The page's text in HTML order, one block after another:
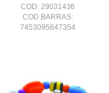
COD: 29031436
COD BARRAS:
7453095647354